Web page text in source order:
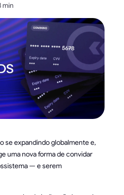
min
se expandindo globalmente e,
uma nova forma de convidar
— e serem